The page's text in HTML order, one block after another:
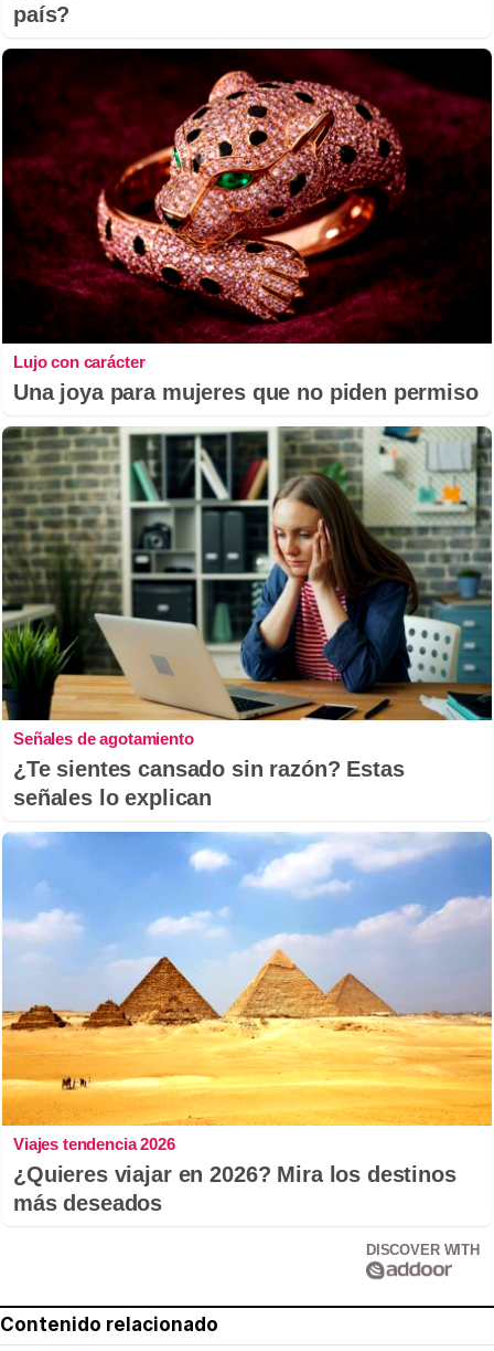
país?
Lujo con carácter
Una joya para mujeres que no piden permiso
Señales de agotamiento
¿Te sientes cansado sin razón? Estas
señales lo explican
Viajes tendencia 2026
¿Quieres viajar en 2026? Mira los destinos
más deseados
DISCOVER WITH
Contenido relacionado